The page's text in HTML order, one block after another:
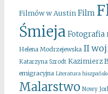
Filmów w Austin Film
Śmieja Fotografia
Helena Modrzejewska II
Katarzyna Szrodt Kazimierz
emigracyjna Literatura
Malarstwo Nowy